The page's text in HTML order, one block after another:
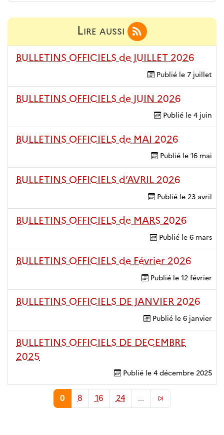
Lire aussi
BULLETINS OFFICIELS de JUILLET 2026
Publié le 7 juillet
BULLETINS OFFICIELS de JUIN 2026
Publié le 4 juin
BULLETINS OFFICIELS de MAI 2026
Publié le 16 mai
BULLETINS OFFICIELS d’AVRIL 2026
Publié le 23 avril
BULLETINS OFFICIELS de MARS 2026
Publié le 6 mars
BULLETINS OFFICIELS de Février 2026
Publié le 12 février
BULLETINS OFFICIELS DE JANVIER 2026
Publié le 6 janvier
BULLETINS OFFICIELS DE DECEMBRE
2025
Publié le 4 décembre 2025
0 8 16 24 ...